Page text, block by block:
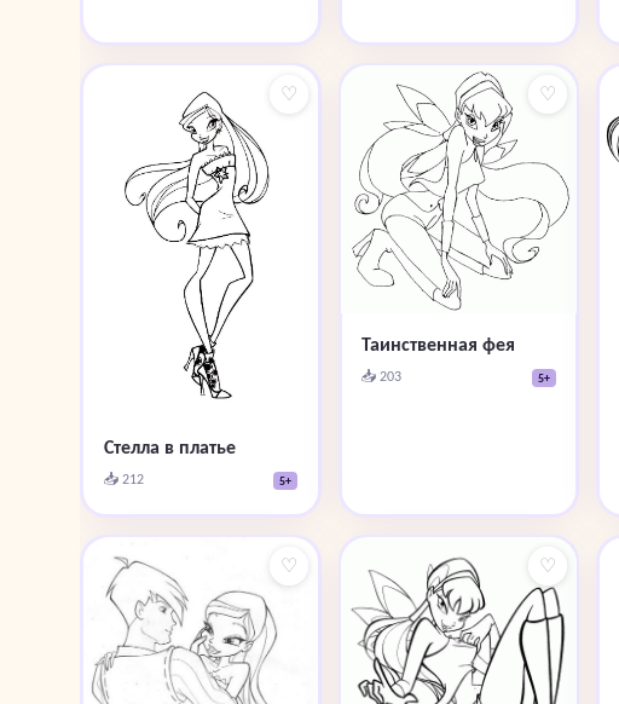
♡
Стелла в платье
📥 212 5+
♡
Таинственная фея
📥 203 5+
♡ ♡